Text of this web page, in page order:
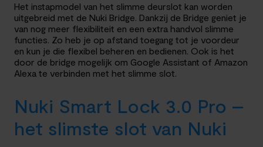
Het instapmodel van het slimme deurslot kan worden
uitgebreid met de Nuki Bridge. Dankzij de Bridge geniet je
van nog meer flexibiliteit en een extra handvol slimme
functies. Zo heb je op afstand toegang tot je voordeur
en kun je die flexibel beheren en bedienen. Ook is het
door de bridge mogelijk om Google Assistant of Amazon
Alexa te verbinden met het slimme slot.
Nuki Smart Lock 3.0 Pro –
het slimste slot van Nuki